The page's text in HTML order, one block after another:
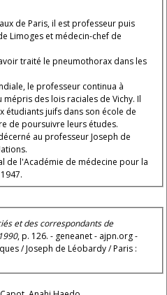
de Paris, il est professeur puis
Limoges et médecin-chef de
traité le pneumothorax dans les
le professeur continua à
des lois raciales de Vichy. Il
étudiants juifs dans son école de
de poursuivre leurs études.
au professeur Joseph de
de l'Académie de médecine pour la
et des correspondants de
, p. 126. - geneanet - ajpn.org -
/ Joseph de Léobardy / Paris :